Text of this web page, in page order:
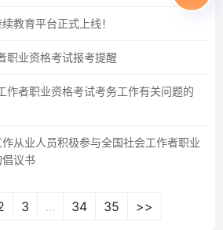
教育平台正式上线！
职业资格考试报考提醒
作者职业资格考试考务工作有关问题的
从业人员积极参与全国社会工作者职业
议书
3 ... 34 35 >>